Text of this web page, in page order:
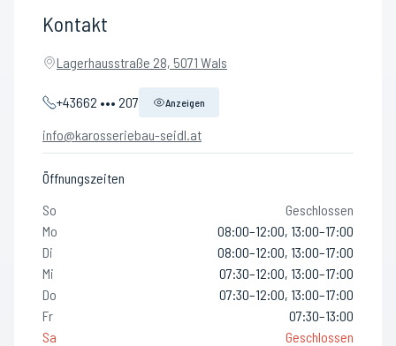
Kontakt
Lagerhausstraße 28, 5071 Wals
+43662 ••• 207 Anzeigen
info@karosseriebau-seidl.at
Öffnungszeiten
So
Geschlossen
Mo
08:00–12:00, 13:00–17:00
Di
08:00–12:00, 13:00–17:00
Mi
07:30–12:00, 13:00–17:00
Do
07:30–12:00, 13:00–17:00
Fr
07:30–13:00
Sa
Geschlossen